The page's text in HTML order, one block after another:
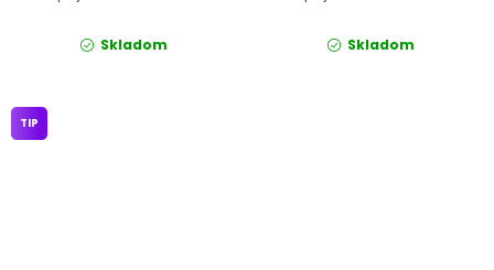
Skladom Skladom
TIP